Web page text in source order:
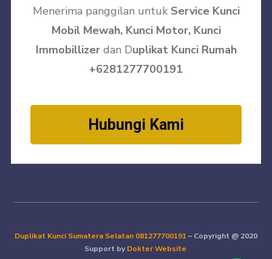
Menerima panggilan untuk Service Kunci
Mobil Mewah, Kunci Motor, Kunci
Immobillizerdan Duplikat Kunci Rumah
+6281277700191
Hubungi Kami
Duplikat Kunci Sumatera Selatan 081277700191 – Copyright @ 2020
Support by Dokter Website